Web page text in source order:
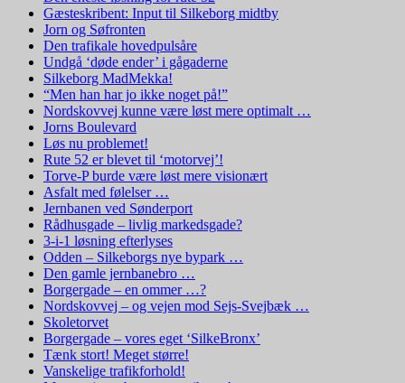
Gæsteskribent: Input til Silkeborg midtby
Jorn og Søfronten
Den trafikale hovedpulsåre
Undgå ‘døde ender’ i gågaderne
Silkeborg MadMekka!
“Men han har jo ikke noget på!”
Nordskovvej kunne være løst mere optimalt …
Jorns Boulevard
Løs nu problemet!
Rute 52 er blevet til ‘motorvej’!
Torve-P burde være løst mere visionært
Asfalt med følelser …
Jernbanen ved Sønderport
Rådhusgade – livlig markedsgade?
3-i-1 løsning efterlyses
Odden – Silkeborgs nye bypark …
Den gamle jernbanebro …
Borgergade – en ommer …?
Nordskovvej – og vejen mod Sejs-Svejbæk …
Skoletorvet
Borgergade – vores eget ‘SilkeBronx’
Tænk stort! Meget større!
Vanskelige trafikforhold!